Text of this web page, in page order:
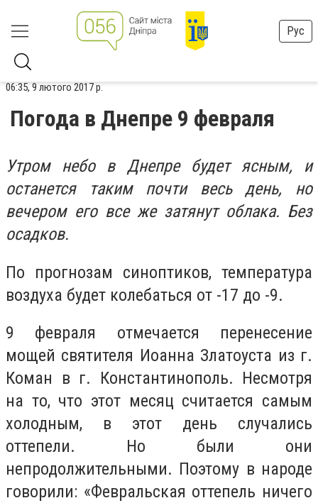
Рус
06:35, 9 лютого 2017 р.
Погода в Днепре 9 февраля
Утром небо в Днепре будет ясным, и
останется таким почти весь день, но
вечером его все же затянут облака. Без
осадков.
По прогнозам синоптиков, температура
воздуха будет колебаться от -17 до -9.
9 февраля отмечается перенесение
мощей святителя Иоанна Златоуста из г.
Коман в г. Константинополь. Несмотря
на то, что этот месяц считается самым
холодным, в этот день случались
оттепели. Но были они
непродолжительными. Поэтому в народе
говорили: «Февральская оттепель ничего